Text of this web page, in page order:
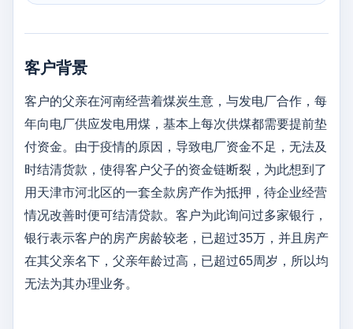
客户背景
客户的父亲在河南经营着煤炭生意，与发电厂合作，每
年向电厂供应发电用煤，基本上每次供煤都需要提前垫
付资金。由于疫情的原因，导致电厂资金不足，无法及
时结清货款，使得客户父子的资金链断裂，为此想到了
用天津市河北区的一套全款房产作为抵押，待企业经营
情况改善时便可结清贷款。客户为此询问过多家银行，
银行表示客户的房产房龄较老，已超过35万，并且房产
在其父亲名下，父亲年龄过高，已超过65周岁，所以均
无法为其办理业务。